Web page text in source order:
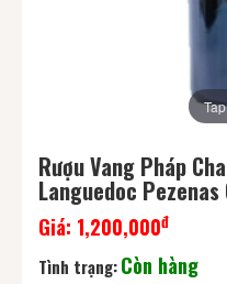
Rượu Vang Pháp
Languedoc
Giá: 1,200,000đ
Tình trạng:Còn hàng